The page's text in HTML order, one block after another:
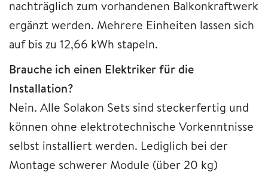
nachträglich zum vorhandenen Balkonkraftwerk
ergänzt werden. Mehrere Einheiten lassen sich
auf bis zu 12,66 kWh stapeln.
Brauche ich einen Elektriker für die
Installation?
Nein. Alle Solakon Sets sind steckerfertig und
können ohne elektrotechnische Vorkenntnisse
selbst installiert werden. Lediglich bei der
Montage schwerer Module (über 20 kg)